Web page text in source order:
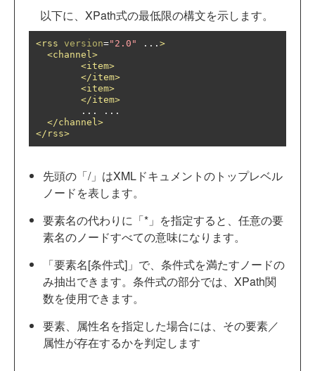
以下に、XPath式の最低限の構文を示します。
<rss version="2.0" ... >
<channel>
<item>
</item>
<item>
</item>
</channel>
</rss>
先頭の「/」はXMLドキュメントのトップレベル
ノードを表します。
要素名の代わりに「*」を指定すると、任意の要
素名のノードすべての意味になります。
「要素名[条件式]」で、条件式を満たすノードの
み抽出できます。条件式の部分では、XPath関
数を使用できます。
要素、属性名を指定した場合には、その要素／
属性が存在するかを判定します